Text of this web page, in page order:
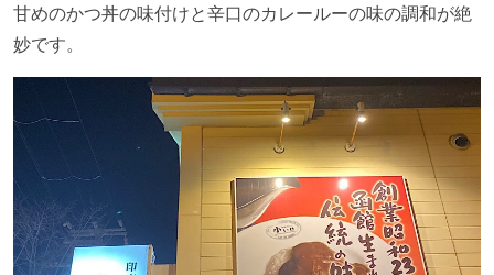
甘めのかつ丼の味付けと辛口のカレールーの味の調和が絶
妙です。